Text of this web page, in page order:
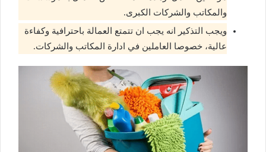
والمكاتب والشركات الكبرى.
ويجب التذكير انه يجب ان تتمتع العمالة باحترافية وكفاءة
عالية، خصوصا العاملين في ادارة المكاتب والشركات.